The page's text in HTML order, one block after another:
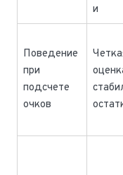
и
Поведение
при
подсчете
очков